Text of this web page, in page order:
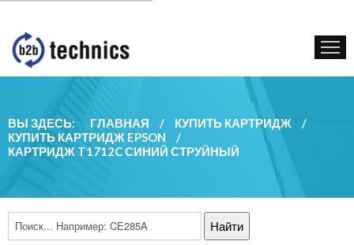
КУПИТЬ КАРТРИДЖ
ГОС. УЧРЕЖДЕНИЯМ
КОНТАКТЫ
ВЫ ЗДЕСЬ: ГЛАВНАЯ / КУПИТЬ КАРТРИДЖ
/
КУПИТЬ КАРТРИДЖ EPSON
/
КАРТРИДЖ T1712C СИНИЙ СТРУЙНЫЙ